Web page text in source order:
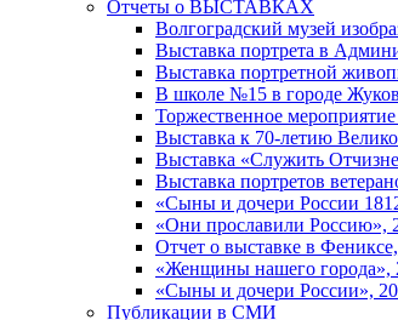
Отчеты о ВЫСТАВКАХ
Волгоградский музей
Выставка портрета в
Выставка портретной
В школе №15 в городе
Торжественное
Выставка к 70-летию
Выставка «Служить
Выставка портретов
«Сыны и дочери России
«Они прославили Россию»,
Отчет о выставке в Фениксе,
«Женщины нашего города»,
«Сыны и дочери России»,
Публикации в СМИ